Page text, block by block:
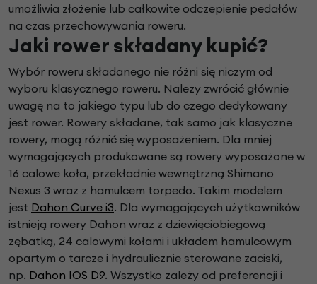
umożliwia złożenie lub całkowite odczepienie pedałów
na czas przechowywania roweru.
Jaki rower składany kupić?
Wybór roweru składanego nie różni się niczym od
wyboru klasycznego roweru. Należy zwrócić głównie
uwagę na to jakiego typu lub do czego dedykowany
jest rower. Rowery składane, tak samo jak klasyczne
rowery, mogą różnić się wyposażeniem. Dla mniej
wymagających produkowane są rowery wyposażone w
16 calowe koła, przekładnie wewnętrzną Shimano
Nexus 3 wraz z hamulcem torpedo. Takim modelem
jest Dahon Curve i3. Dla wymagających użytkowników
istnieją rowery Dahon wraz z dziewięciobiegową
zębatką, 24 calowymi kołami i układem hamulcowym
opartym o tarcze i hydraulicznie sterowane zaciski,
np. Dahon IOS D9. Wszystko zależy od preferencji i